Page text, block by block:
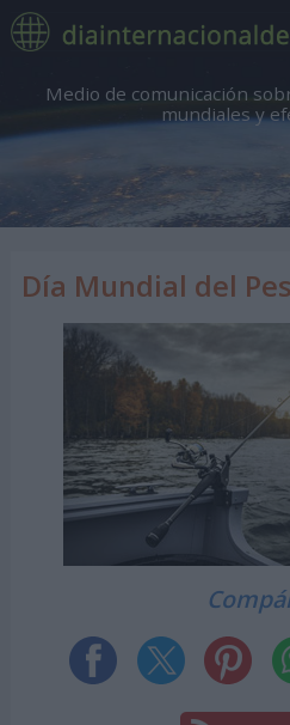
Medio de comunicación
mundiales y
Día Mundial del